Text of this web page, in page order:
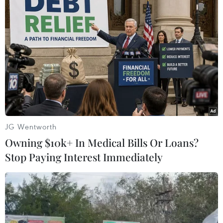
Theo dõi VietnamPlus
TIN LIÊN QUAN
JG Wentworth
Owning $10k+ In Medical Bills Or Loans?
Stop Paying Interest Immediately